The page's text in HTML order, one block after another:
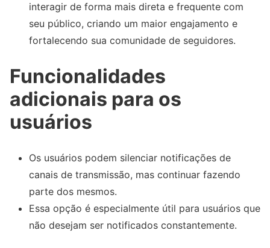
interagir de forma mais direta e frequente com
seu público, criando um maior engajamento e
fortalecendo sua comunidade de seguidores.
Funcionalidades
adicionais para os
usuários
Os usuários podem silenciar notificações de
canais de transmissão, mas continuar fazendo
parte dos mesmos.
Essa opção é especialmente útil para usuários que
não desejam ser notificados constantemente.